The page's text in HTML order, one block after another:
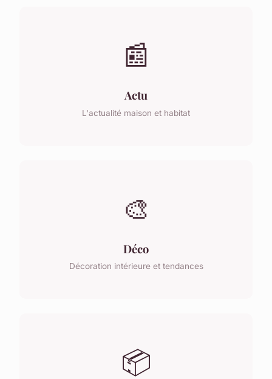
📰
Actu
L'actualité maison et habitat
🎨
Déco
Décoration intérieure et tendances
📦